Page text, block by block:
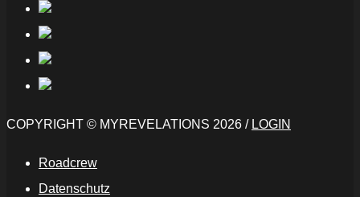
COPYRIGHT © MYREVELATIONS 2026 / LOGIN
Roadcrew
Datenschutz